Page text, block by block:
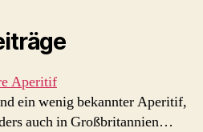
Aperitif
ein wenig bekannter Aperitif,
auch in Großbritannien…